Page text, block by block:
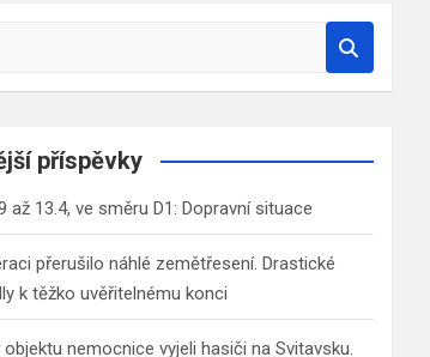
příspěvky
až 13.4, ve směru D1: Dopravní situace
přerušilo náhlé zemětřesení. Drastické
k těžko uvěřitelnému konci
objektu nemocnice vyjeli hasiči na Svitavsku.